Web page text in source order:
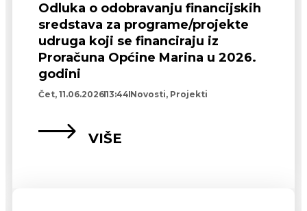
Odluka o odobravanju financijskih
sredstava za programe/projekte
udruga koji se financiraju iz
Proračuna Općine Marina u 2026.
godini
Čet, 11.06.202613:44 Novosti, Projekti
VIŠE